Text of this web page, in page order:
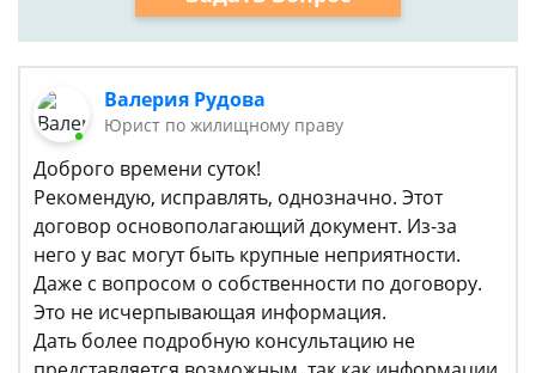
Валерия Рудова
Юрист по жилищному праву
Доброго времени суток!
Рекомендую, исправлять, однозначно. Этот
договор основополагающий документ. Из-за
него у вас могут быть крупные неприятности.
Даже с вопросом о собственности по договору.
Это не исчерпывающая информация.
Дать более подробную консультацию не